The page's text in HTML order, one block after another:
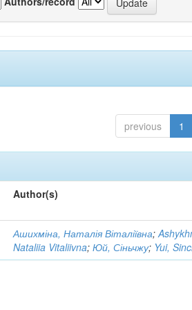
previous 1
Author(s)
Ашихміна, Наталія Віталіївна;
Nataliia Vitaliivna;Юй, Сіньчжу; Yui,